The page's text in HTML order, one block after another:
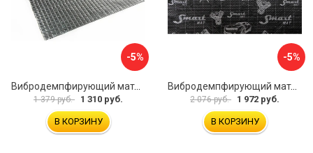
-5%
Вибродемпфирующий материал Dreamcar Noname 2 N6-2M0-S070050P1078
1 379 руб. 1 310 руб.
В КОРЗИНУ
-5%
Вибродемпфирующий материал STP Smartmat black 30 54533
2 076 руб. 1 972 руб.
В КОРЗИНУ